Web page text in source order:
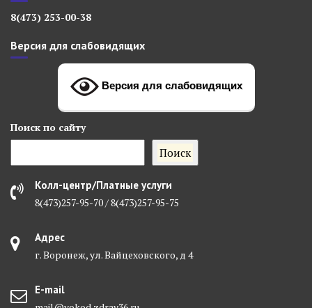
8(473) 253-00-38
Версия для слабовидящих
Версия для слабовидящих
Поиск по сайту
Поиск
Колл-центр/Платные услуги
8(473)257-95-70 / 8(473)257-95-75
Адрес
г. Воронеж, ул. Вайцеховского, д 4
E-mail